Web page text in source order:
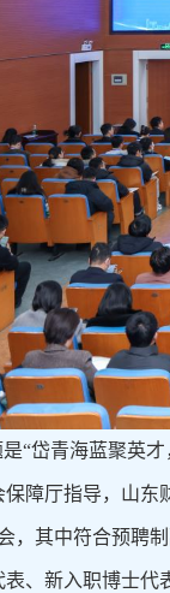
“岱青海蓝聚英
障厅指导，山
，其中符合预聘
、新入职博士代